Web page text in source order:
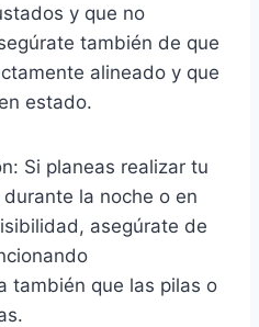
y que no
también de que
alineado y que
estado.
Si planeas realizar tu
la noche o en
asegúrate de
también que las pilas o